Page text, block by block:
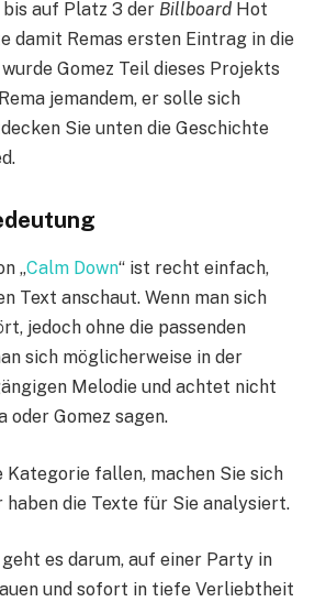
auf Platz 3 der Billboard Hot
damit Remas ersten Eintrag in die
Gomez Teil dieses Projekts
jemandem, er solle sich
Sie unten die Geschichte
„Calm Down“ ist recht einfach,
Text anschaut. Wenn man sich
jedoch ohne die passenden
sich möglicherweise in der
Melodie und achtet nicht
oder Gomez sagen.
Kategorie fallen, machen Sie sich
haben die Texte für Sie analysiert.
geht es darum, auf einer Party in
und sofort in tiefe Verliebtheit